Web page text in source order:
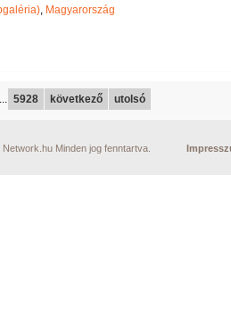
, Magyarország
... 5928 következő utolsó
Minden jog fenntartva.